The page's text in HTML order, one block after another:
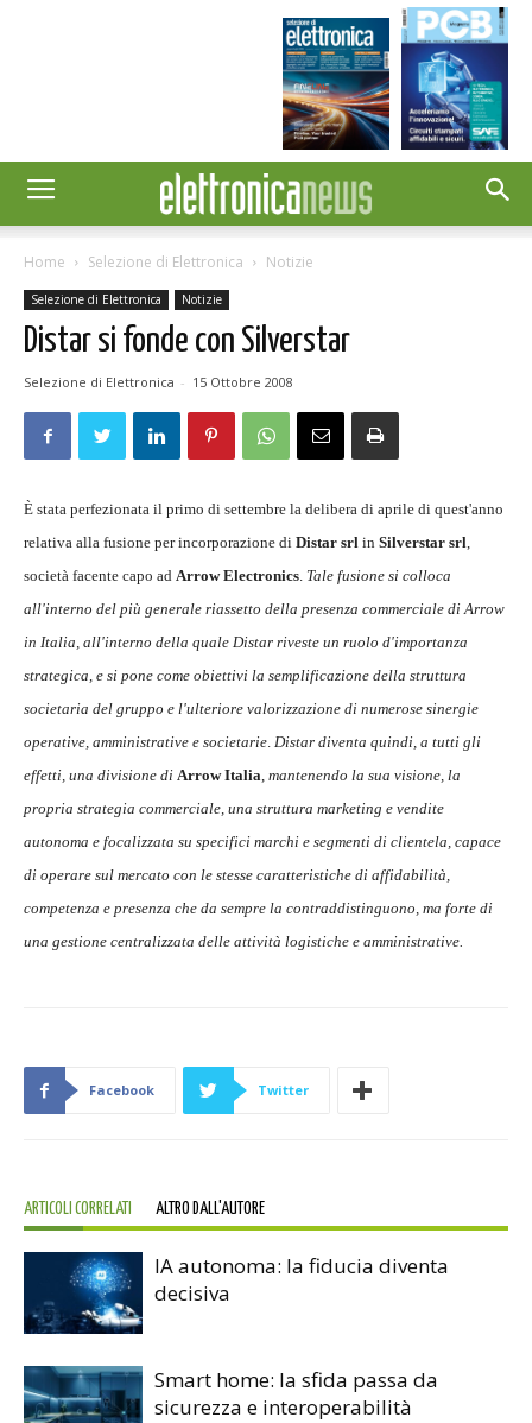
Home Selezione di Elettronica Notizie
Selezione di Elettronica Notizie
Distar si fonde con Silverstar
Selezione di Elettronica - 15 Ottobre 2008
È stata perfezionata il primo di settembre la delibera di aprile di quest'anno
relativa alla fusione per incorporazione di Distar srl in Silverstar srl,
società facente capo ad Arrow Electronics. Tale fusione si colloca
all'interno del più generale riassetto della presenza commerciale di Arrow
in Italia, all'interno della quale Distar riveste un ruolo d'importanza
strategica, e si pone come obiettivi la semplificazione della struttura
societaria del gruppo e l'ulteriore valorizzazione di numerose sinergie
operative, amministrative e societarie. Distar diventa quindi, a tutti gli
effetti, una divisione di Arrow Italia, mantenendo la sua visione, la
propria strategia commerciale, una struttura marketing e vendite
autonoma e focalizzata su specifici marchi e segmenti di clientela, capace
di operare sul mercato con le stesse caratteristiche di affidabilità,
competenza e presenza che da sempre la contraddistinguono, ma forte di
una gestione centralizzata delle attività logistiche e amministrative.
Facebook Twitter
ARTICOLI CORRELATI ALTRO DALL'AUTORE
IA autonoma: la fiducia diventa
decisiva
Smart home: la sfida passa da
sicurezza e interoperabilità